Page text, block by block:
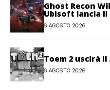
Ghost Recon
Ubisoft lancia
gratuito Last
6 AGOSTO 2026
Toem 2 uscirà
6 AGOSTO 2026